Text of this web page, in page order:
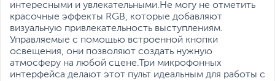
интересными и увлекательными.Не могу не отметить
красочные эффекты RGB, которые добавляют
визуальную привлекательность выступлениям.
Управляемые с помощью встроенной кнопки
освещения, они позволяют создать нужную
атмосферу на любой сцене.Три микрофонных
интерфейса делают этот пульт идеальным для работы с